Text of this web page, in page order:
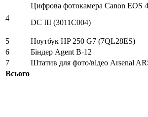
4
Цифрова фотокамера Canon EOS
DC III (3011C004)
5
Ноутбук HP 250 G7 (7QL28ES)
6
Біндер Agent B-12
7
Штатив для фото/відео Arsenal
Всього